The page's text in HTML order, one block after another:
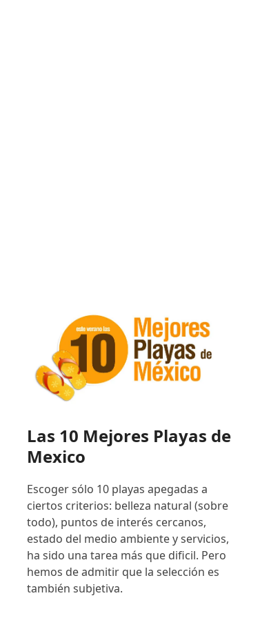
Las 10 Mejores Playas de
Mexico
Escoger sólo 10 playas apegadas a
ciertos criterios: belleza natural (sobre
todo), puntos de interés cercanos,
estado del medio ambiente y servicios,
ha sido una tarea más que dificil. Pero
hemos de admitir que la selección es
también subjetiva.